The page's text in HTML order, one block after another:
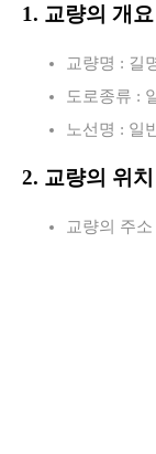
1. 교량의 개요
교량명 : 길
도로종류 :
노선명 : 일
2. 교량의 위치
교량의 주